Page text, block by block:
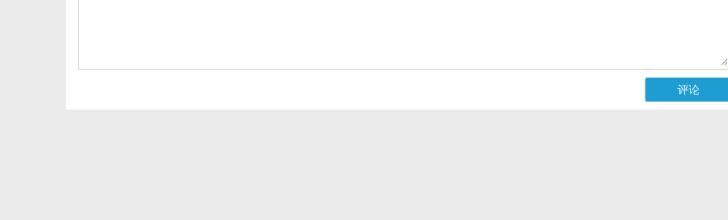
评论